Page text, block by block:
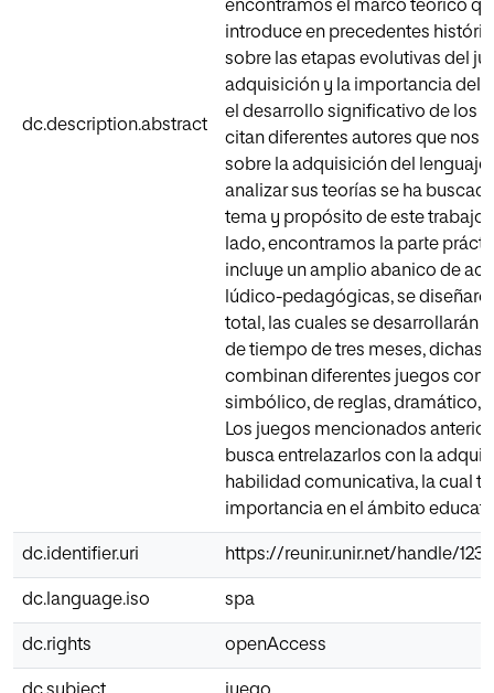
dc.description.abstract
encontramos el marco teórico
introduce en precedentes
sobre las etapas evolutivas del
adquisición y la importancia del
el desarrollo significativo de los
citan diferentes autores que nos
sobre la adquisición del lenguaje,
analizar sus teorías se ha
tema y propósito de este trabajo.
lado, encontramos la parte
incluye un amplio abanico de
lúdico-pedagógicas, se
total, las cuales se desarrollarán
de tiempo de tres meses, dichas
combinan diferentes juegos
simbólico, de reglas, dramático,
Los juegos mencionados
busca entrelazarlos con la
habilidad comunicativa, la cual
importancia en el ámbito
dc.identifier.uri https://reunir.unir.net/handle/
dc.language.iso spa
dc.rights openAccess